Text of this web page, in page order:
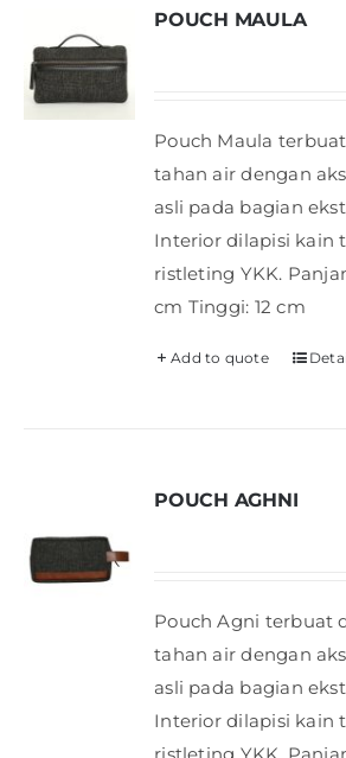
POUCH MAULA
Pouch Maula
tahan air dengan
asli pada bagian
Interior dilapisi kain
ristleting YKK.
cm Tinggi: 12 cm
Add to quote
POUCH AGHNI
Pouch Agni terbuat
tahan air dengan
asli pada bagian
Interior dilapisi kain